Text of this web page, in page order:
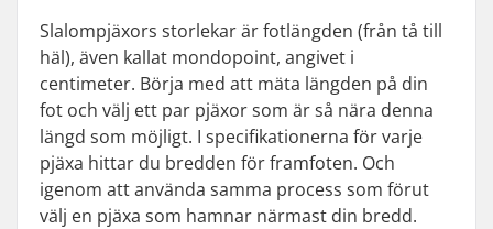
Slalompjäxors storlekar är fotlängden (från tå till
häl), även kallat mondopoint, angivet i
centimeter. Börja med att mäta längden på din
fot och välj ett par pjäxor som är så nära denna
längd som möjligt. I specifikationerna för varje
pjäxa hittar du bredden för framfoten. Och
igenom att använda samma process som förut
välj en pjäxa som hamnar närmast din bredd.